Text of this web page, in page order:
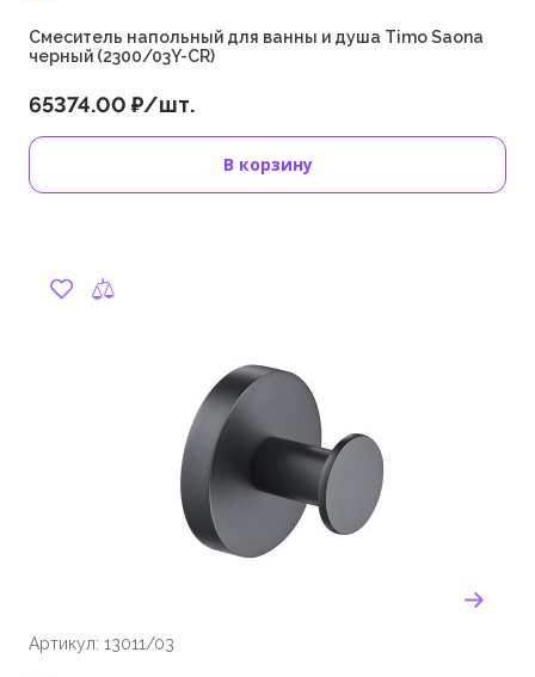
Смеситель напольный для ванны и душа Timo Saona
черный (2300/03Y-CR)
65374.00 ₽/шт.
В корзину
Артикул: 13011/03